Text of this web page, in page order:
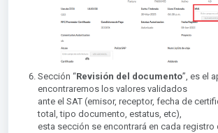
Sección “Revisión del documento”, es el
encontraremos los valores validados
ante el SAT (emisor, receptor, fecha de
total, tipo documento, estatus, etc),
esta sección se encontrará en cada registro